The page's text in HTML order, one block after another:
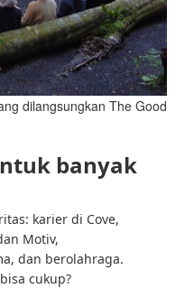
dilangsungkan The Good
banyak
karier di Cove,
Motiv,
dan berolahraga.
cukup?